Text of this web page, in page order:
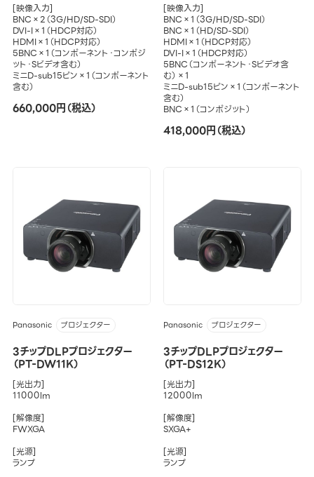
[映像入力]
BNC×2（3G/HD/SD-SDI）
DVI-I×1（HDCP対応）
HDMI×1（HDCP対応）
5BNC×1（コンポーネント・コンポジ
ット・Sビデオ含む）
ミニD-sub15ピン×1（コンポーネント
含む）
660,000円（税込）
[映像入力]
BNC×1（3G/HD/SD-SDI）
BNC×1（HD/SD-SDI）
HDMI×1（HDCP対応）
DVI-I×1（HDCP対応）
5BNC（コンポーネント・Sビデオ含
む）×1
ミニD-sub15ピン×1（コンポーネント
含む）
BNC×1（コンポジット）
418,000円（税込）
Panasonic プロジェクター
3チップDLPプロジェクター
（PT-DW11K）
[光出力]
11000lm
[解像度]
FWXGA
[光源]
ランプ
Panasonic プロジェクター
3チップDLPプロジェクター
（PT-DS12K）
[光出力]
12000lm
[解像度]
SXGA+
[光源]
ランプ